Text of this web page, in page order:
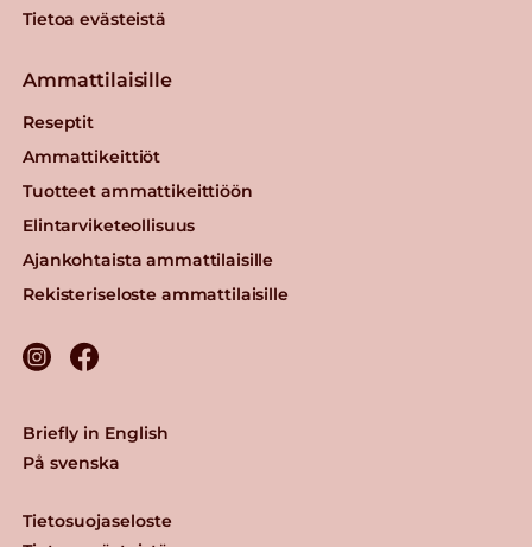
Tietoa evästeistä
Ammattilaisille
Reseptit
Ammattikeittiöt
Tuotteet ammattikeittiöön
Elintarviketeollisuus
Ajankohtaista ammattilaisille
Rekisteriseloste ammattilaisille
Tietosuojaseloste
Briefly in English
På svenska